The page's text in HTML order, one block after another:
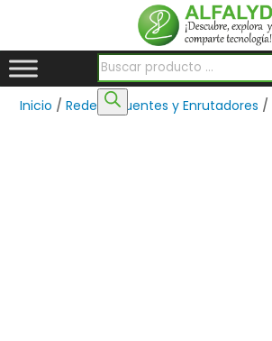
Búsqueda de productos
Inicio /Redes /Puentes y Enrutadores /